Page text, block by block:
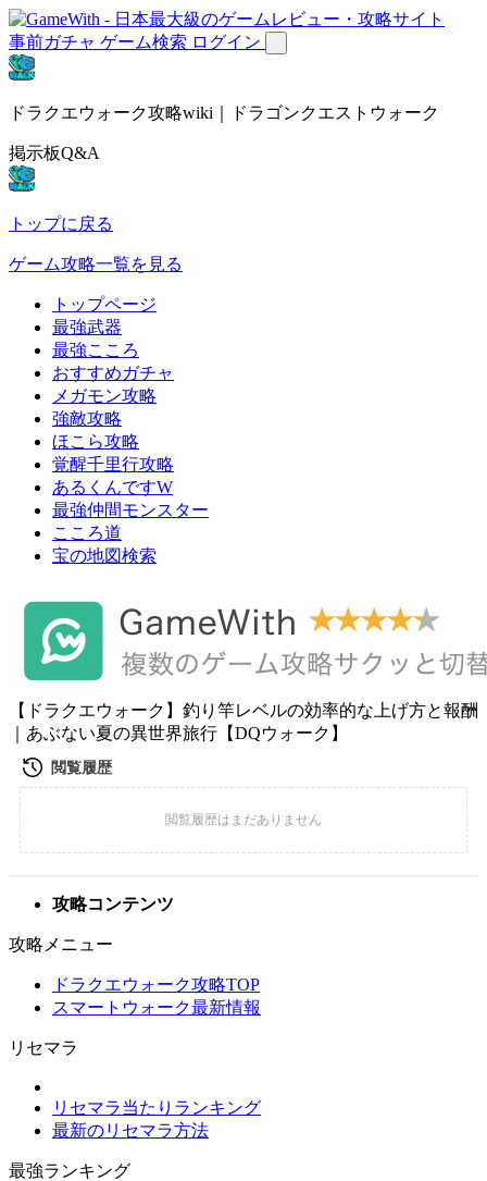
事前ガチャ ゲーム検索 ログイン
ドラクエウォーク攻略wiki｜ドラゴンクエストウォーク
掲示板Q&A
トップに戻る
ゲーム攻略一覧を見る
トップページ
最強武器
最強こころ
おすすめガチャ
メガモン攻略
強敵攻略
ほこら攻略
覚醒千里行攻略
あるくんですW
最強仲間モンスター
こころ道
宝の地図検索
【ドラクエウォーク】釣り竿レベルの効率的な上げ方と報酬
｜あぶない夏の異世界旅行【DQウォーク】
攻略コンテンツ
攻略メニュー
ドラクエウォーク攻略TOP
スマートウォーク最新情報
リセマラ
リセマラ当たりランキング
最新のリセマラ方法
最強ランキング